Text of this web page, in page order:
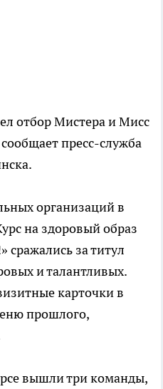
отбор Мистера и Мисс
пресс-служба
организаций в
на здоровый образ
за титул
и талантливых.
карточки в
прошлого,
вышли три команды,